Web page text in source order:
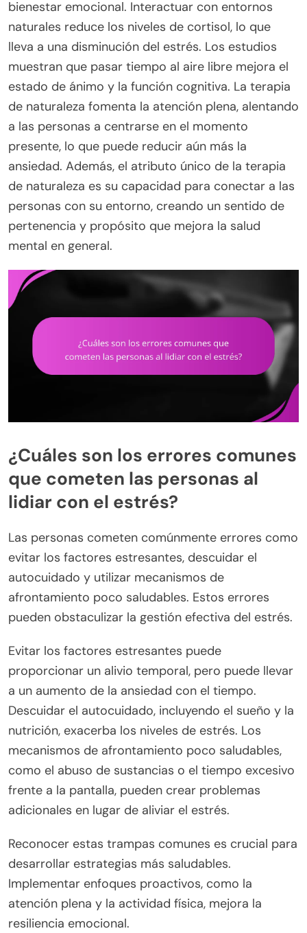
bienestar emocional. Interactuar con entornos
naturales reduce los niveles de cortisol, lo que
lleva a una disminución del estrés. Los estudios
muestran que pasar tiempo al aire libre mejora el
estado de ánimo y la función cognitiva. La terapia
de naturaleza fomenta la atención plena, alentando
a las personas a centrarse en el momento
presente, lo que puede reducir aún más la
ansiedad. Además, el atributo único de la terapia
de naturaleza es su capacidad para conectar a las
personas con su entorno, creando un sentido de
pertenencia y propósito que mejora la salud
mental en general.
¿Cuáles son los errores comunes
que cometen las personas al
lidiar con el estrés?
Las personas cometen comúnmente errores como
evitar los factores estresantes, descuidar el
autocuidado y utilizar mecanismos de
afrontamiento poco saludables. Estos errores
pueden obstaculizar la gestión efectiva del estrés.
Evitar los factores estresantes puede
proporcionar un alivio temporal, pero puede llevar
a un aumento de la ansiedad con el tiempo.
Descuidar el autocuidado, incluyendo el sueño y la
nutrición, exacerba los niveles de estrés. Los
mecanismos de afrontamiento poco saludables,
como el abuso de sustancias o el tiempo excesivo
frente a la pantalla, pueden crear problemas
adicionales en lugar de aliviar el estrés.
Reconocer estas trampas comunes es crucial para
desarrollar estrategias más saludables.
Implementar enfoques proactivos, como la
atención plena y la actividad física, mejora la
resiliencia emocional.